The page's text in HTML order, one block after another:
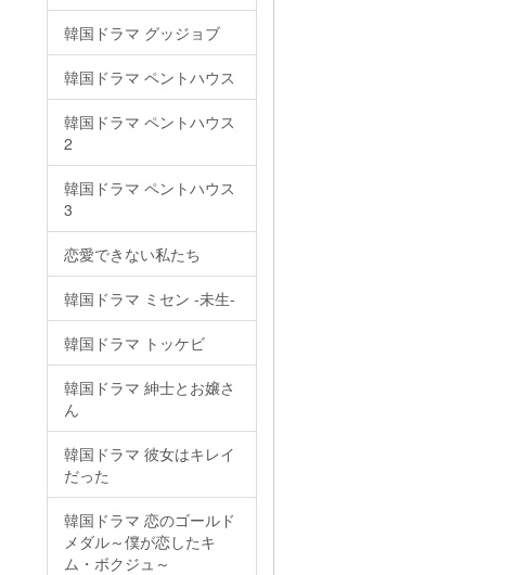
韓国ドラマ グッジョブ
韓国ドラマ ペントハウス
韓国ドラマ ペントハウス
2
韓国ドラマ ペントハウス
3
恋愛できない私たち
韓国ドラマ ミセン -未生-
韓国ドラマ トッケビ
韓国ドラマ 紳士とお嬢さ
ん
韓国ドラマ 彼女はキレイ
だった
韓国ドラマ 恋のゴールド
メダル～僕が恋したキ
ム・ボクジュ～